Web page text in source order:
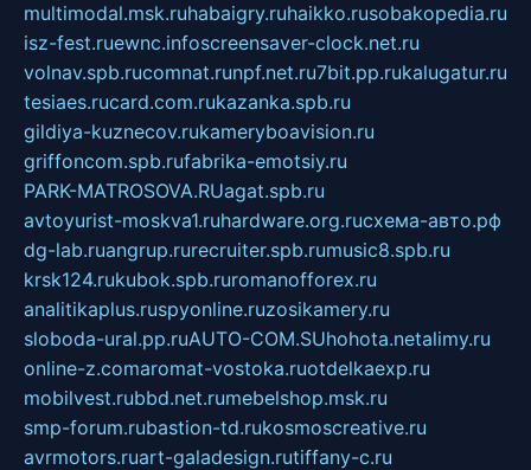
multimodal.msk.ruhabaigry.ruhaikko.rusobakopedia.ru
isz-fest.ruewnc.infoscreensaver-clock.net.ru
volnav.spb.rucomnat.runpf.net.ru7bit.pp.rukalugatur.ru
tesiaes.rucard.com.rukazanka.spb.ru
gildiya-kuznecov.rukameryboavision.ru
griffoncom.spb.rufabrika-emotsiy.ru
PARK-MATROSOVA.RUagat.spb.ru
avtoyurist-moskva1.ruhardware.org.ruсхема-авто.рф
dg-lab.ruangrup.rurecruiter.spb.rumusic8.spb.ru
krsk124.rukubok.spb.ruromanofforex.ru
analitikaplus.ruspyonline.ruzosikamery.ru
sloboda-ural.pp.ruAUTO-COM.SUhohota.netalimy.ru
online-z.comaromat-vostoka.ruotdelkaexp.ru
mobilvest.rubbd.net.rumebelshop.msk.ru
smp-forum.rubastion-td.rukosmoscreative.ru
avrmotors.ruart-galadesign.rutiffany-c.ru